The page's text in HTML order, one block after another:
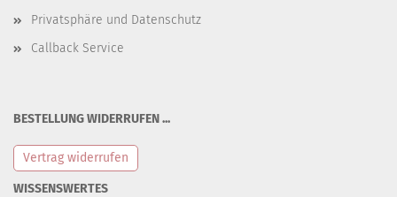
Privatsphäre und Datenschutz
Callback Service
BESTELLUNG WIDERRUFEN ...
Vertrag widerrufen
WISSENSWERTES